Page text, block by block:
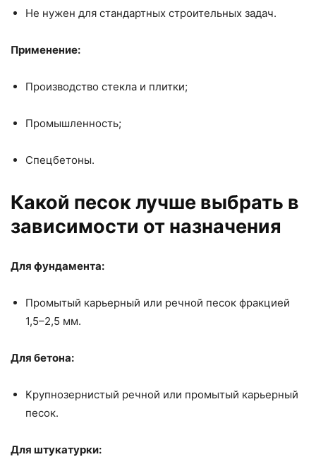
Не нужен для стандартных строительных задач.
Применение:
Производство стекла и плитки;
Промышленность;
Спецбетоны.
Какой песок лучше выбрать в
зависимости от назначения
Для фундамента:
Промытый карьерный или речной песок фракцией
1,5–2,5 мм.
Для бетона:
Крупнозернистый речной или промытый карьерный
песок.
Для штукатурки: